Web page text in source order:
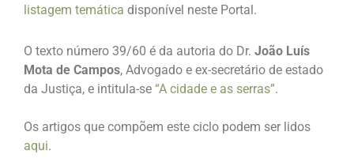
listagem temática disponível neste Portal.
O texto número 39/60 é da autoria do Dr. João Luís
Mota de Campos, Advogado e ex-secretário de estado
da Justiça, e intitula-se “A cidade e as serras”.
Os artigos que compõem este ciclo podem ser lidos
aqui.